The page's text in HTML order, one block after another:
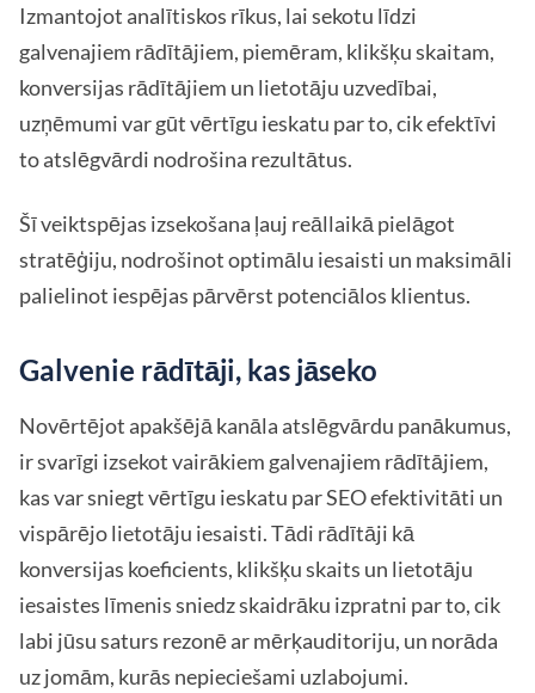
Izmantojot analītiskos rīkus, lai sekotu līdzi
galvenajiem rādītājiem, piemēram, klikšķu skaitam,
konversijas rādītājiem un lietotāju uzvedībai,
uzņēmumi var gūt vērtīgu ieskatu par to, cik efektīvi
to atslēgvārdi nodrošina rezultātus.
Šī veiktspējas izsekošana ļauj reāllaikā pielāgot
stratēģiju, nodrošinot optimālu iesaisti un maksimāli
palielinot iespējas pārvērst potenciālos klientus.
Galvenie rādītāji, kas jāseko
Novērtējot apakšējā kanāla atslēgvārdu panākumus,
ir svarīgi izsekot vairākiem galvenajiem rādītājiem,
kas var sniegt vērtīgu ieskatu par SEO efektivitāti un
vispārējo lietotāju iesaisti. Tādi rādītāji kā
konversijas koeficients, klikšķu skaits un lietotāju
iesaistes līmenis sniedz skaidrāku izpratni par to, cik
labi jūsu saturs rezonē ar mērķauditoriju, un norāda
uz jomām, kurās nepieciešami uzlabojumi.